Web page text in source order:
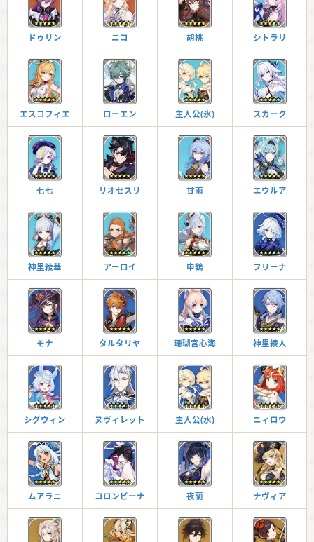
ドゥリン ニコ 胡桃 シトラリ
エスコフィエ ローエン 主人公(氷) スカーク
七七 リオセスリ 甘雨 エウルア
神里綾華 アーロイ 申鶴 フリーナ
モナ タルタリヤ 珊瑚宮心海 神里綾人
シグウィン ヌヴィレット 主人公(水) ニィロウ
ムアラニ コロンビーナ 夜蘭 ナヴィア